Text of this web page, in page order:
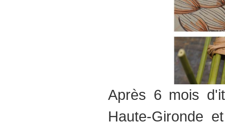
Après 6 mois
Haute-Gironde